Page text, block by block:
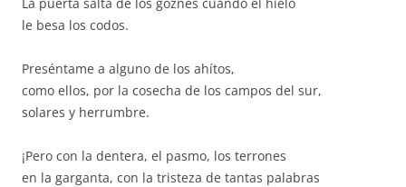
le besa los codos.
Preséntame a alguno de los ahítos,
como ellos, por la cosecha de los campos del sur,
solares y herrumbre.
¡Pero con la dentera, el pasmo, los terrones
en la garganta, con la tristeza de tantas palabras